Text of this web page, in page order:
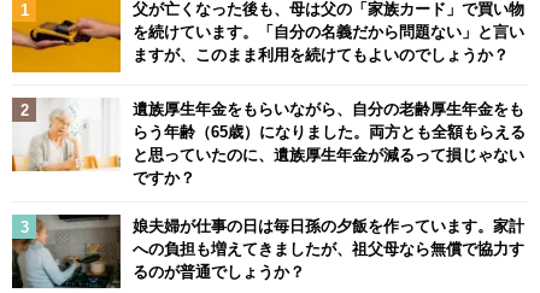
父が亡くなった後も、母は父の「家族カード」で買い物
を続けています。「自分の名義だから問題ない」と言い
ますが、このまま利用を続けてもよいのでしょうか？
遺族厚生年金をもらいながら、自分の老齢厚生年金をも
らう年齢（65歳）になりました。両方とも全額もらえる
と思っていたのに、遺族厚生年金が減るって損じゃない
ですか？
娘夫婦が仕事の日は毎日孫の夕飯を作っています。家計
への負担も増えてきましたが、祖父母なら無償で協力す
るのが普通でしょうか？